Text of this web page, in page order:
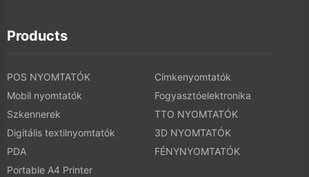
Products
POS NYOMTATÓK
Címkenyomtatók
Mobil nyomtatók
Fogyasztóelektronika
Szkennerek
TTO NYOMTATÓK
Digitális textilnyomtatók
3D NYOMTATÓK
PDA
FÉNYNYOMTATÓK
Portable A4 Printer